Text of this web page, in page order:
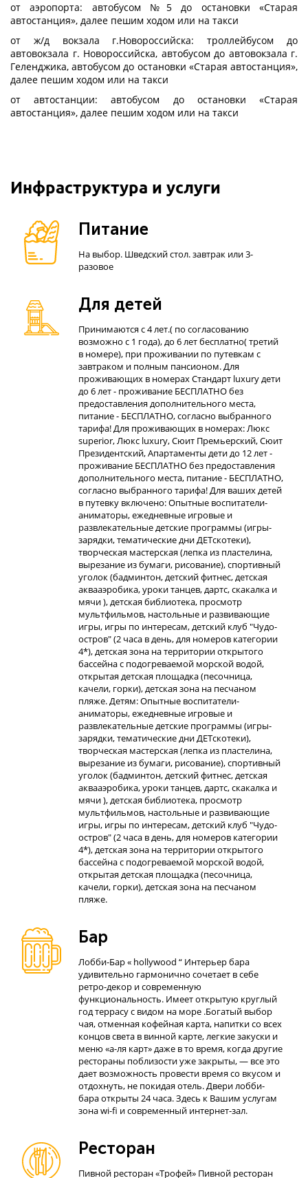
от аэропорта: автобусом №5 до остановки «Старая
автостанция», далее пешим ходом или на такси
от ж/д вокзала г.Новороссийска: троллейбусом до
автовокзала г. Новороссийска, автобусом до автовокзала г.
Геленджика, автобусом до остановки «Старая автостанция»,
далее пешим ходом или на такси
от автостанции: автобусом до остановки «Старая
автостанция», далее пешим ходом или на такси
Инфраструктура и услуги
Питание
На выбор. Шведский стол. завтрак или 3-
разовое
Для детей
Принимаются с 4 лет.( по согласованию
возможно с 1 года), до 6 лет бесплатно( третий
в номере), при проживании по путевкам с
завтраком и полным пансионом. Для
проживающих в номерах Стандарт luxury дети
до 6 лет - проживание БЕСПЛАТНО без
предоставления дополнительного места,
питание - БЕСПЛАТНО, согласно выбранного
тарифа! Для проживающих в номерах: Люкс
superior, Люкс luxury, Сюит Премьерский, Сюит
Президентский, Апартаменты дети до 12 лет -
проживание БЕСПЛАТНО без предоставления
дополнительного места, питание - БЕСПЛАТНО,
согласно выбранного тарифа! Для ваших детей
в путевку включено: Опытные воспитатели-
аниматоры, ежедневные игровые и
развлекательные детские программы (игры-
зарядки, тематические дни ДЕТскотеки),
творческая мастерская (лепка из пластелина,
вырезание из бумаги, рисование), спортивный
уголок (бадминтон, детский фитнес, детская
аквааэробика, уроки танцев, дартс, скакалка и
мячи ), детская библиотека, просмотр
мультфильмов, настольные и развивающие
игры, игры по интересам, детский клуб "Чудо-
остров" (2 часа в день, для номеров категории
4*), детская зона на территории открытого
бассейна с подогреваемой морской водой,
открытая детская площадка (песочница,
качели, горки), детская зона на песчаном
пляже. Детям: Опытные воспитатели-
аниматоры, ежедневные игровые и
развлекательные детские программы (игры-
зарядки, тематические дни ДЕТскотеки),
творческая мастерская (лепка из пластелина,
вырезание из бумаги, рисование), спортивный
уголок (бадминтон, детский фитнес, детская
аквааэробика, уроки танцев, дартс, скакалка и
мячи ), детская библиотека, просмотр
мультфильмов, настольные и развивающие
игры, игры по интересам, детский клуб "Чудо-
остров" (2 часа в день, для номеров категории
4*), детская зона на территории открытого
бассейна с подогреваемой морской водой,
открытая детская площадка (песочница,
качели, горки), детская зона на песчаном
пляже.
Бар
Лобби-Бар « hollywood “ Интерьер бара
удивительно гармонично сочетает в себе
ретро-декор и современную
функциональность. Имеет открытую круглый
год террасу с видом на море .Богатый выбор
чая, отменная кофейная карта, напитки со всех
концов света в винной карте, легкие закуски и
меню «а-ля карт» даже в то время, когда другие
рестораны поблизости уже закрыты, — все это
дает возможность провести время со вкусом и
отдохнуть, не покидая отель. Двери лобби-
бара открыты 24 часа. Здесь к Вашим услугам
зона wi-fi и современный интернет-зал.
Ресторан
Пивной ресторан «Трофей» Пивной ресторан